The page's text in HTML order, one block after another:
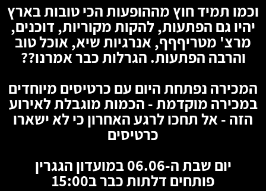
וכמו תמיד חוץ מההופעות הכי טובות בארץ
יהיו גם הפתעות, להקות מקוריות, דוכנים,
מרצ' מטריףףף, אנרגיות שיא, אוכל טוב
והרבה הפתעות. הגרלות כבר אמרנו??
המכירה נפתחת היום עם כרטיסים מיוחדים
במכירה מוקדמת - הכמות מוגבלת לאירוע
הזה - אל תחכו לרגע האחרון כי לא ישארו
כרטיסים
יום שבת ה-06.06 במועדון הגגרין
פותחים דלתות כבר ב15:00